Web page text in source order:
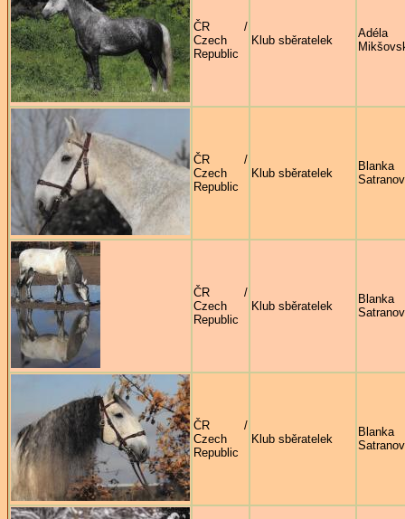
ČR /
Czech
Republic
Klub sběratelek
Adéla
ČR /
Czech
Republic
Klub sběratelek
Blanka
ČR /
Czech
Republic
Klub sběratelek
Blanka
ČR /
Czech
Republic
Klub sběratelek
Blanka